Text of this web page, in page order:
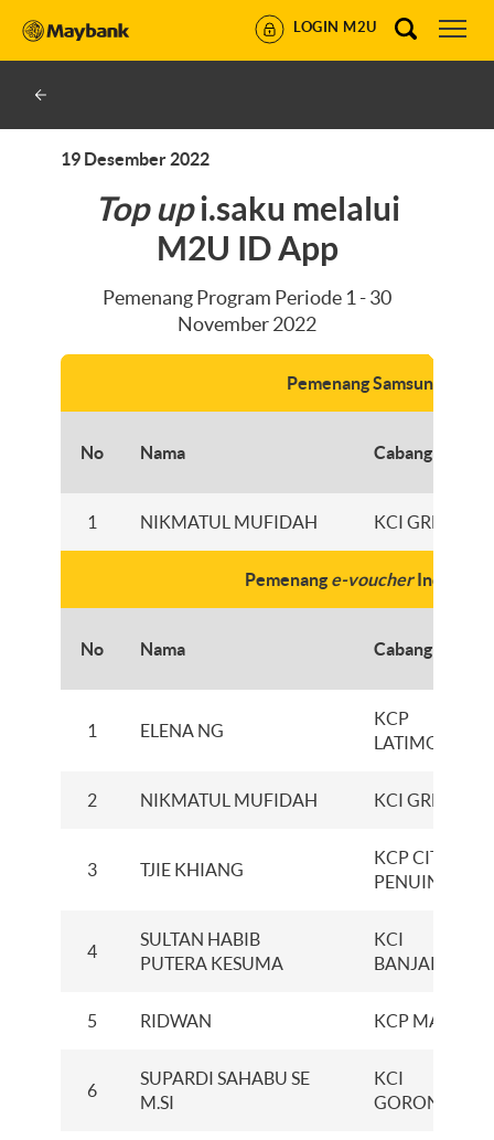
LOGIN M2U
19 Desember 2022
Top upi.saku melalui
M2U ID App
Pemenang Program Periode 1 - 30
November 2022
Pemenang Samsung
No Nama Cabang
1 NIKMATUL MUFIDAH KCI GRESIK
Pemenang e-voucher
No Nama Cabang
1 ELENA NG
KCP
LATIMOJONG
2 NIKMATUL MUFIDAH KCI GRESIK
3 TJIE KHIANG
KCP
PENUIN
4
SULTAN HABIB
PUTERA KESUMA
KCI
5 RIDWAN KCP MADIUN
6
SUPARDI SAHABU SE
M.SI
KCI
GORONTALO